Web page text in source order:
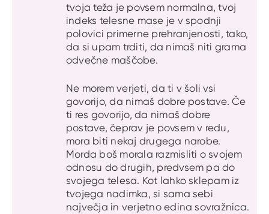
tvoja teža je povsem normalna, tvoj
indeks telesne mase je v spodnji
polovici primerne prehranjenosti, tako,
da si upam trditi, da nimaš niti grama
odvečne maščobe.
Ne morem verjeti, da ti v šoli vsi
govorijo, da nimaš dobre postave. Če
ti res govorijo, da nimaš dobre
postave, čeprav je povsem v redu,
mora biti nekaj drugega narobe.
Morda boš morala razmisliti o svojem
odnosu do drugih, predvsem pa do
svojega telesa. Kot lahko sklepam iz
tvojega nadimka, si sama sebi
največja in verjetno edina sovražnica.